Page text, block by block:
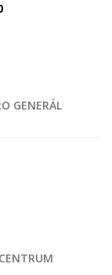
GENERÁL